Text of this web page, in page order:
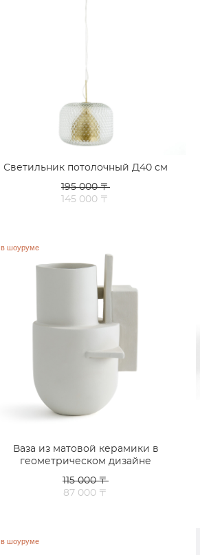
Светильник потолочный Д40 см
195 000 〒
145 000 〒
в шоуруме
Ваза из матовой керамики в
геометрическом дизайне
115 000 〒
87 000 〒
в шоуруме